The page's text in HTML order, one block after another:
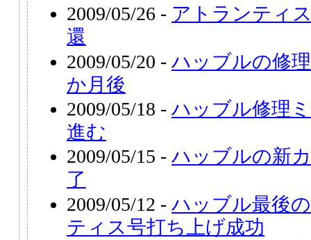
2009/05/26 - アトランティ
還
2009/05/20 - ハッブルの修
か月後
2009/05/18 - ハッブル修理
進む
2009/05/15 - ハッブルの新
了
2009/05/12 - ハッブル最後
ティス号打ち上げ成功